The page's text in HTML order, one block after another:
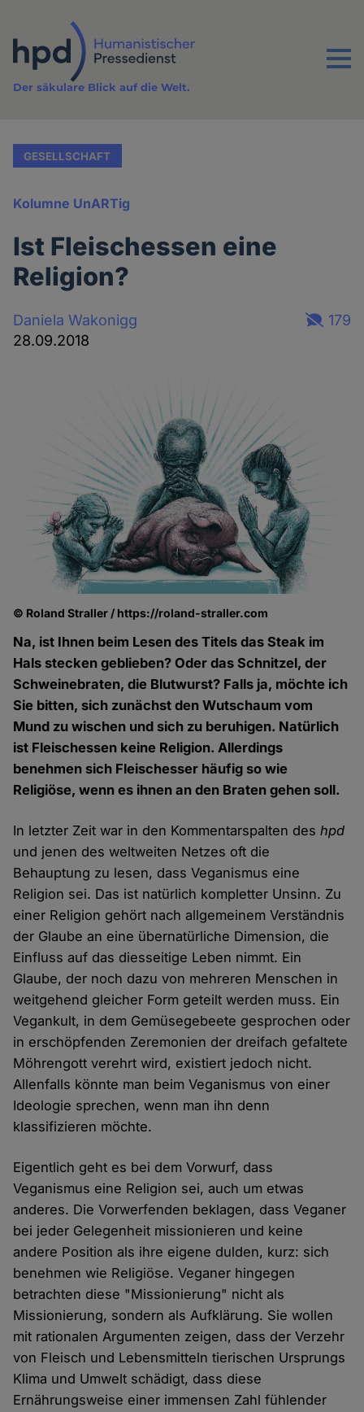
Inhalt
Menu
Der säkulare Blick auf die Welt.
GESELLSCHAFT
Kolumne UnARTig
Ist Fleischessen eine
Religion?
Daniela Wakonigg
28.09.2018
179
© Roland Straller / https://roland-straller.com
Na, ist Ihnen beim Lesen des Titels das Steak im
Hals stecken geblieben? Oder das Schnitzel, der
Schweinebraten, die Blutwurst? Falls ja, möchte ich
Sie bitten, sich zunächst den Wutschaum vom
Mund zu wischen und sich zu beruhigen. Natürlich
ist Fleischessen keine Religion. Allerdings
benehmen sich Fleischesser häufig so wie
Religiöse, wenn es ihnen an den Braten gehen soll.
In letzter Zeit war in den Kommentarspalten deshpd
und jenen des weltweiten Netzes oft die
Behauptung zu lesen, dass Veganismus eine
Religion sei. Das ist natürlich kompletter Unsinn. Zu
einer Religion gehört nach allgemeinem Verständnis
der Glaube an eine übernatürliche Dimension, die
Einfluss auf das diesseitige Leben nimmt. Ein
Glaube, der noch dazu von mehreren Menschen in
weitgehend gleicher Form geteilt werden muss. Ein
Vegankult, in dem Gemüsegebeete gesprochen oder
in erschöpfenden Zeremonien der dreifach gefaltete
Möhrengott verehrt wird, existiert jedoch nicht.
Allenfalls könnte man beim Veganismus von einer
Ideologie sprechen, wenn man ihn denn
klassifizieren möchte.
Eigentlich geht es bei dem Vorwurf, dass
Veganismus eine Religion sei, auch um etwas
anderes. Die Vorwerfenden beklagen, dass Veganer
bei jeder Gelegenheit missionieren und keine
andere Position als ihre eigene dulden, kurz: sich
benehmen wie Religiöse. Veganer hingegen
betrachten diese "Missionierung" nicht als
Missionierung, sondern als Aufklärung. Sie wollen
mit rationalen Argumenten zeigen, dass der Verzehr
von Fleisch und Lebensmitteln tierischen Ursprungs
Klima und Umwelt schädigt, dass diese
Ernährungsweise einer immensen Zahl fühlender